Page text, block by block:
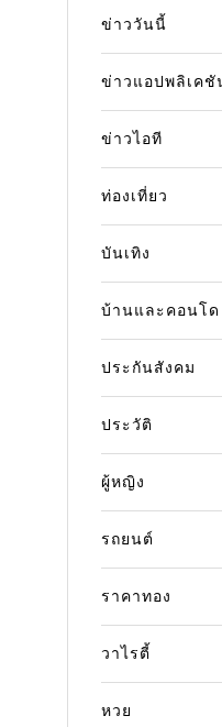
ข่าววันนี้
ข่าวแอปพลิเคชั
ข่าวไอที
ท่องเที่ยว
บันเทิง
บ้านและคอนโด
ประกันสังคม
ประวัติ
ผู้หญิง
รถยนต์
ราคาทอง
วาไรตี้
หวย